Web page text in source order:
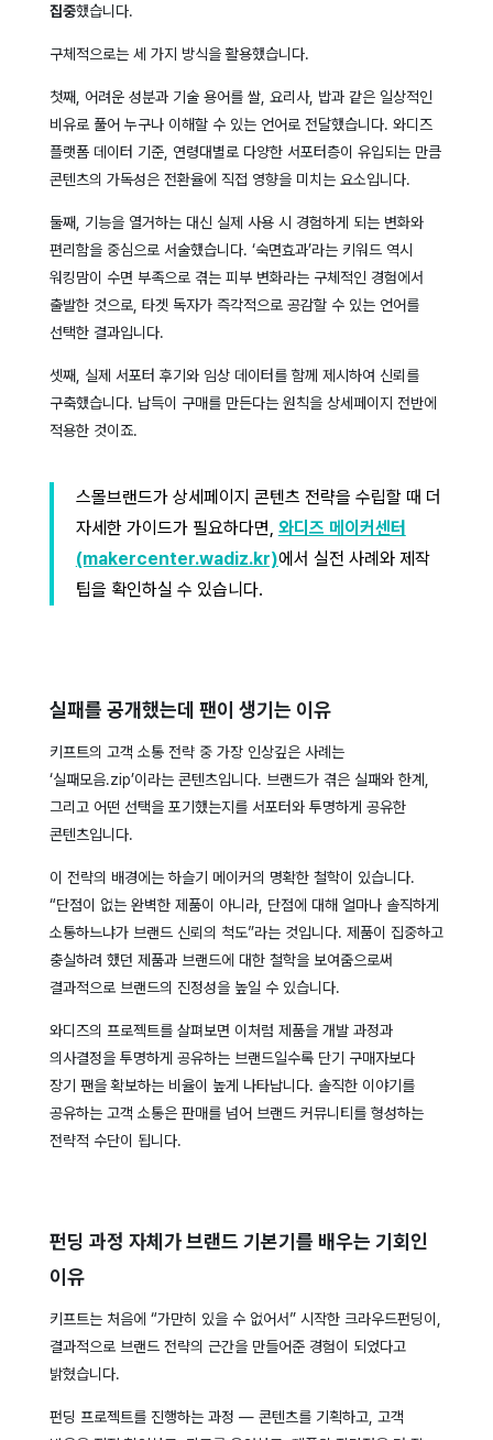
집중했습니다.
구체적으로는 세 가지 방식을 활용했습니다.
첫째, 어려운 성분과 기술 용어를 쌀, 요리사, 밥과 같은 일상적인
비유로 풀어 누구나 이해할 수 있는 언어로 전달했습니다. 와디즈
플랫폼 데이터 기준, 연령대별로 다양한 서포터층이 유입되는 만큼
콘텐츠의 가독성은 전환율에 직접 영향을 미치는 요소입니다.
둘째, 기능을 열거하는 대신 실제 사용 시 경험하게 되는 변화와
편리함을 중심으로 서술했습니다. ‘숙면효과’라는 키워드 역시
워킹맘이 수면 부족으로 겪는 피부 변화라는 구체적인 경험에서
출발한 것으로, 타겟 독자가 즉각적으로 공감할 수 있는 언어를
선택한 결과입니다.
셋째, 실제 서포터 후기와 임상 데이터를 함께 제시하여 신뢰를
구축했습니다. 납득이 구매를 만든다는 원칙을 상세페이지 전반에
적용한 것이죠.
스몰브랜드가 상세페이지 콘텐츠 전략을 수립할 때 더
자세한 가이드가 필요하다면, 와디즈 메이커센터
(makercenter.wadiz.kr)에서 실전 사례와 제작
팁을 확인하실 수 있습니다.
실패를 공개했는데 팬이 생기는 이유
키프트의 고객 소통 전략 중 가장 인상깊은 사례는
‘실패모음.zip’이라는 콘텐츠입니다. 브랜드가 겪은 실패와 한계,
그리고 어떤 선택을 포기했는지를 서포터와 투명하게 공유한
콘텐츠입니다.
이 전략의 배경에는 하슬기 메이커의 명확한 철학이 있습니다.
“단점이 없는 완벽한 제품이 아니라, 단점에 대해 얼마나 솔직하게
소통하느냐가 브랜드 신뢰의 척도”라는 것입니다. 제품이 집중하고
충실하려 했던 제품과 브랜드에 대한 철학을 보여줌으로써
결과적으로 브랜드의 진정성을 높일 수 있습니다.
와디즈의 프로젝트를 살펴보면 이처럼 제품을 개발 과정과
의사결정을 투명하게 공유하는 브랜드일수록 단기 구매자보다
장기 팬을 확보하는 비율이 높게 나타납니다. 솔직한 이야기를
공유하는 고객 소통은 판매를 넘어 브랜드 커뮤니티를 형성하는
전략적 수단이 됩니다.
펀딩 과정 자체가 브랜드 기본기를 배우는 기회인
이유
키프트는 처음에 “가만히 있을 수 없어서” 시작한 크라우드펀딩이,
결과적으로 브랜드 전략의 근간을 만들어준 경험이 되었다고
밝혔습니다.
펀딩 프로젝트를 진행하는 과정 — 콘텐츠를 기획하고, 고객